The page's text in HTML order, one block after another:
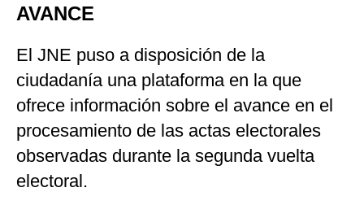
AVANCE
El JNE puso a disposición de la
ciudadanía una plataforma en la que
ofrece información sobre el avance en el
procesamiento de las actas electorales
observadas durante la segunda vuelta
electoral.